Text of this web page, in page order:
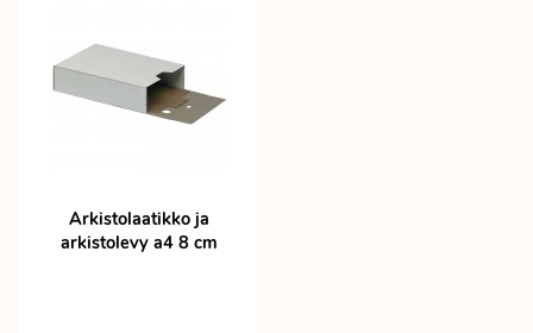
Arkistolaatikko ja
arkistolevy a4 8 cm